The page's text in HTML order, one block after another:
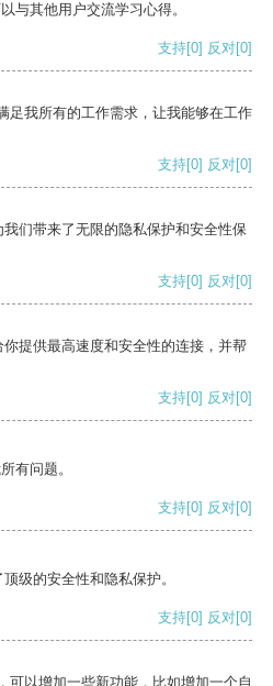
与其他用户交流学习心得。
支持[0] 反对[0]
足我所有的工作需求，让我能够在工作
支持[0] 反对[0]
们带来了无限的隐私保护和安全性保
支持[0] 反对[0]
提供最高速度和安全性的连接，并帮
支持[0] 反对[0]
有问题。
支持[0] 反对[0]
级的安全性和隐私保护。
支持[0] 反对[0]
可以增加一些新功能，比如增加一个自